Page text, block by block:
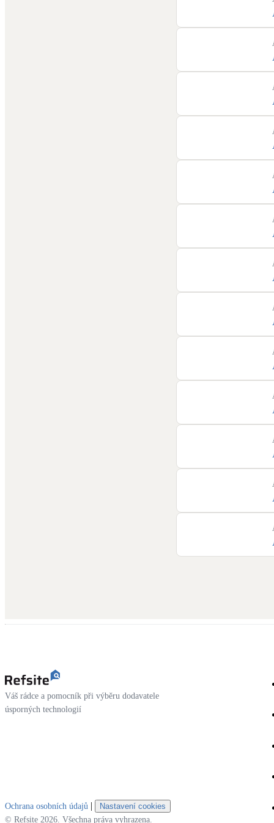
Váš rádce a pomocník při výběru dodavatele
úsporných technologií
Ochrana osobních údajů |
Nastavení cookies
© Refsite 2026. Všechna práva vyhrazena.